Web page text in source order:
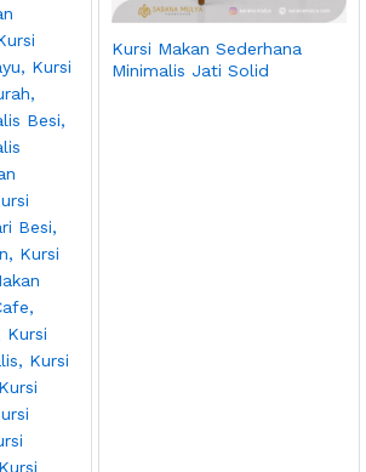
Kursi Makan Sederhana
Minimalis Jati Solid